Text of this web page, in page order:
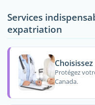
Services
expatriation
Protégez
Canada.